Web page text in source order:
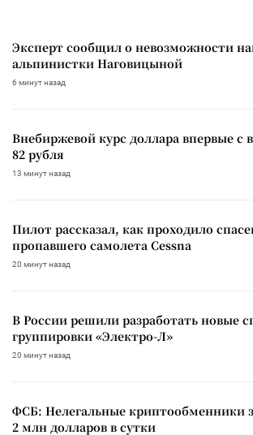
Эксперт сообщил о невозможности
альпинистки Наговицыной
6 минут назад
Внебиржевой курс доллара впервые с
82 рубля
13 минут назад
Пилот рассказал, как проходило
пропавшего самолета Cessna
20 минут назад
В России решили разработать новые
группировки «Электро-Л»
20 минут назад
ФСБ: Нелегальные криптообменники
2 млн долларов в сутки